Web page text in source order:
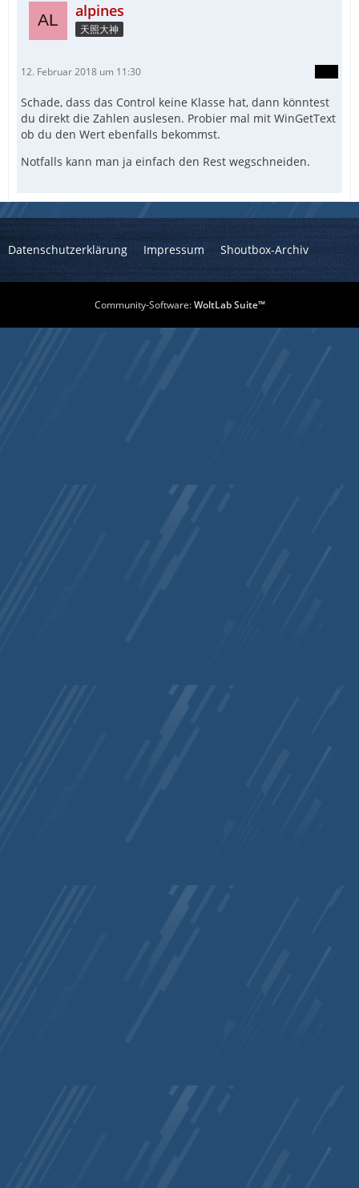
alpines
天照大神
12. Februar 2018 um 11:30
Schade, dass das Control keine Klasse hat, dann könntest
du direkt die Zahlen auslesen. Probier mal mit WinGetText
ob du den Wert ebenfalls bekommst.
Notfalls kann man ja einfach den Rest wegschneiden.
Datenschutzerklärung Impressum Shoutbox-Archiv
Community-Software:WoltLab Suite™